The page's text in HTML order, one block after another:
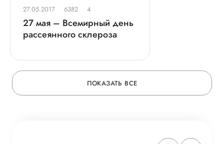
27.05.2017 6382 4
27 мая – Всемирный день
рассеянного склероза
ПОКАЗАТЬ ВСЕ